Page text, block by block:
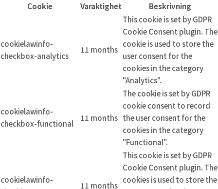
Cookie
Varaktighet Beskrivning
cookielawinfo-
checkbox-analytics
11 months
This cookie is set by GDPR
Cookie Consent plugin. The
cookie is used to store the
user consent for the
cookies in the category
"Analytics".
cookielawinfo-
checkbox-functional
11 months
The cookie is set by GDPR
cookie consent to record
the user consent for the
cookies in the category
"Functional".
cookielawinfo-
11 months
This cookie is set by GDPR
Cookie Consent plugin. The
cookies is used to store the